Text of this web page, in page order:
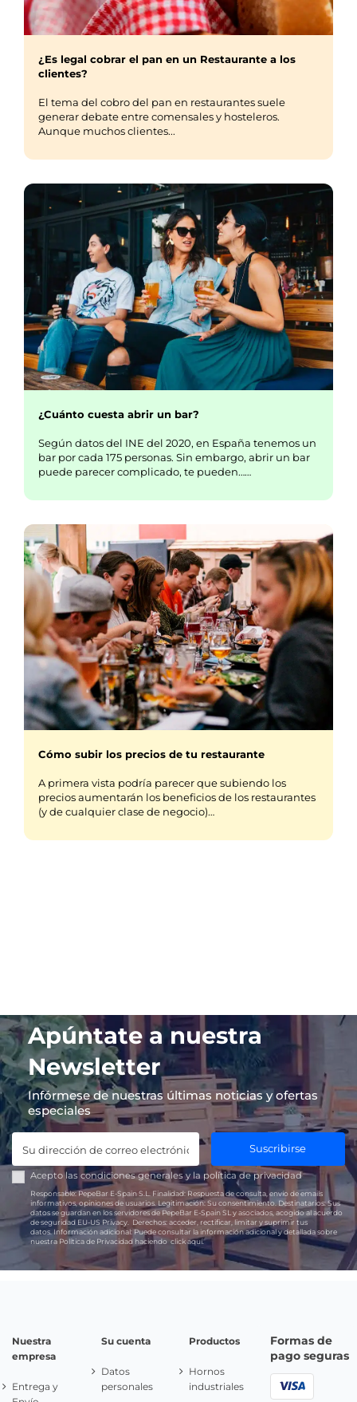
¿Es legal cobrar el pan en un Restaurante a los
clientes?
El tema del cobro del pan en restaurantes suele
generar debate entre comensales y hosteleros.
Aunque muchos clientes...
¿Cuánto cuesta abrir un bar?
Según datos del INE del 2020, en España tenemos un
bar por cada 175 personas. Sin embargo, abrir un bar
puede parecer complicado, te pueden……
Cómo subir los precios de tu restaurante
A primera vista podría parecer que subiendo los
precios aumentarán los beneficios de los restaurantes
(y de cualquier clase de negocio)…
Apúntate a nuestra
Newsletter
Infórmese de nuestras últimas noticias y ofertas
especiales
Suscribirse
Acepto las condiciones generales y lapolítica de privacidad
Responsable:PepeBar E-Spain S.L. Finalidad: Respuesta de consulta, envío de emails
informativos, opiniones de usuarios. Legitimación: Su consentimiento. Destinatarios:Sus
datos se guardan en los servidores de PepeBar E-Spain SL y asociados, acogido al acuerdo
de seguridad EU-US Privacy.
Derechos: acceder, rectificar, limitar y suprimir tus
datos.Información adicional:Puede consultar la información adicional y detallada sobre
nuestra Política de Privacidad haciendoclick aquí.
Nuestra
empresa
Entrega y
Su cuenta
Datos
personales
Productos
Hornos
industriales
Formas de
pago seguras